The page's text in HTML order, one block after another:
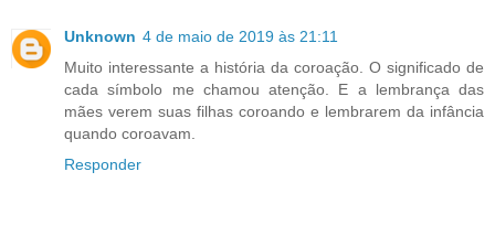
Unknown 4 de maio de 2019 às 21:11
Muito interessante a história da coroação. O significado de
cada símbolo me chamou atenção. E a lembrança das
mães verem suas filhas coroando e lembrarem da infância
quando coroavam.
Responder